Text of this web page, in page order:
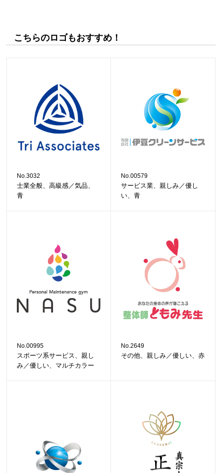
こちらのロゴもおすすめ！
No.3032
士業全般、高級感／気品、
青
No.00579
サービス業、親しみ／優し
い、青
No.00995
スポーツ系サービス、親し
み／優しい、マルチカラー
No.2649
その他、親しみ／優しい、赤